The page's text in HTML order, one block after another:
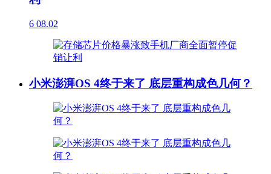
6 08.02
小米澎湃OS 4终于来了 底层重构成色几何？